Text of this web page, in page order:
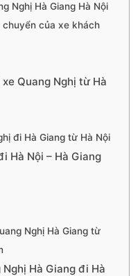
Nghị Hà Giang Hà Nội
của xe khách
Quang Nghị từ Hà
đi Hà Giang từ Hà Nội
Hà Nội – Hà Giang
Nghị Hà Giang từ
Hà Giang đi Hà